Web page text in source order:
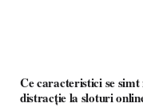
Ce caracteristici se
distracție la sloturi